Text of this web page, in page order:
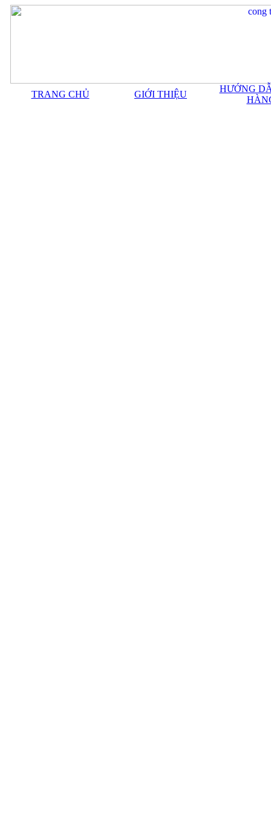
TRANG CHỦ GIỚI THIỆU
HƯỚNG